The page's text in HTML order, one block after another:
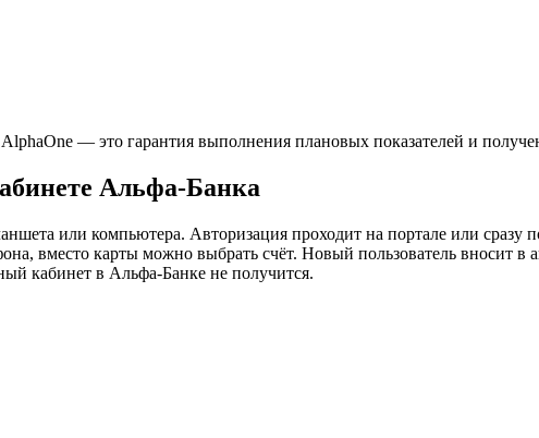
— это гарантия выполнения плановых показателей и
Альфа-Банка
или компьютера. Авторизация проходит на портале или сразу
вместо карты можно выбрать счёт. Новый пользователь вносит
кабинет в Альфа-Банке не получится.